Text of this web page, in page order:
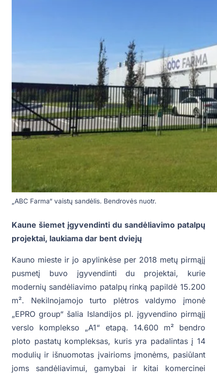
„ABC Farma“ vaistų sandėlis. Bendrovės nuotr.
Kaune šiemet įgyvendinti du sandėliavimo patalpų
projektai, laukiama dar bent dviejų
Kauno mieste ir jo apylinkėse per 2018 metų pirmąjį
pusmetį buvo įgyvendinti du projektai, kurie
modernių sandėliavimo patalpų rinką papildė 15.200
m². Nekilnojamojo turto plėtros valdymo įmonė
„EPRO group“ šalia Islandijos pl. įgyvendino pirmąjį
verslo komplekso „A1“ etapą. 14.600 m² bendro
ploto pastatų kompleksas, kuris yra padalintas į 14
modulių ir išnuomotas įvairioms įmonėms, pasiūlant
joms sandėliavimui, gamybai ir kitai komercinei